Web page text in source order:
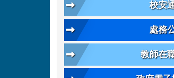
校安
處務
教師在